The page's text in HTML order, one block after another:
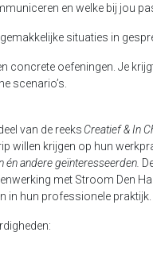
en welke bij jou
situaties in
concrete oefeningen. Je
scenario’s.
van de reeks Creatief & In
willen krijgen op hun
andere geïnteresseerden.
met Stroom Den
in hun professionele praktijk.